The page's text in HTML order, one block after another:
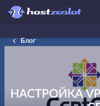
Блог
НАСТРОЙКА